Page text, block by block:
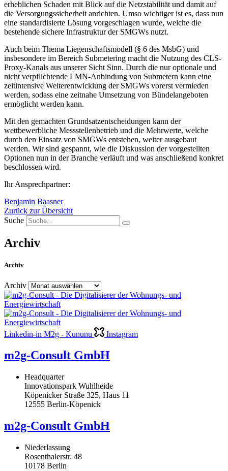
erheblichen Schaden mit Blick auf die Netzstabilität und damit auf
die Versorgungssicherheit anrichten. Umso wichtiger ist es, dass nun
eine standardisierte Lösung vorgeschlagen wurde, welche die
bestehende sichere Infrastruktur der SMGWs nutzt.
Auch beim Thema Liegenschaftsmodell (§ 6 des MsbG) und
insbesondere im Bereich Submetering macht die Nutzung des CLS-
Proxy-Kanals aus unserer Sicht Sinn. Durch die nur optionale und
nicht verpflichtende LMN-Anbindung von Submetern kann eine
zeitintensive Weiterentwicklung der SMGWs vorerst vermieden
werden, sodass eine zeitnahe Umsetzung von Bündelangeboten
ermöglicht werden kann.
Mit den gemachten Grundsatzentscheidungen kann der
wettbewerbliche Messstellenbetrieb und die Mehrwerte, welche
durch den Einsatz von SMGWs entstehen, weiter ausgebaut
werden. Wir sind gespannt, wie die Diskussion der vorgestellten
Optionen nun in der Branche verläuft und was anschließend konkret
beschlossen wird.
Ihr Ansprechpartner:
Benjamin Baasner
Zurück zur Übersicht
Suche
Archiv
Archiv
Archiv
Linkedin-in M2g - Kununu Instagram
m2g-Consult GmbH
Headquarter
Innovationspark Wuhlheide
Köpenicker Straße 325, Haus 11
12555 Berlin-Köpenick
m2g-Consult GmbH
Niederlassung
Rosenthalerstr. 48
10178 Berlin